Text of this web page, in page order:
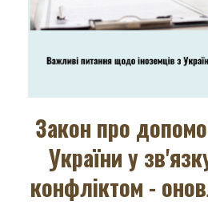
Закон про
України у
конфліктом -